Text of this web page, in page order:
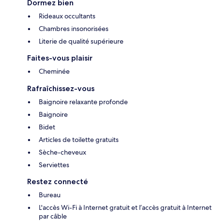
Dormez bien
Rideaux occultants
Chambres insonorisées
Literie de qualité supérieure
Faites-vous plaisir
Cheminée
Rafraîchissez-vous
Baignoire relaxante profonde
Baignoire
Bidet
Articles de toilette gratuits
Sèche-cheveux
Serviettes
Restez connecté
Bureau
L'accès Wi-Fi à Internet gratuit et l’accès gratuit à Internet
par câble